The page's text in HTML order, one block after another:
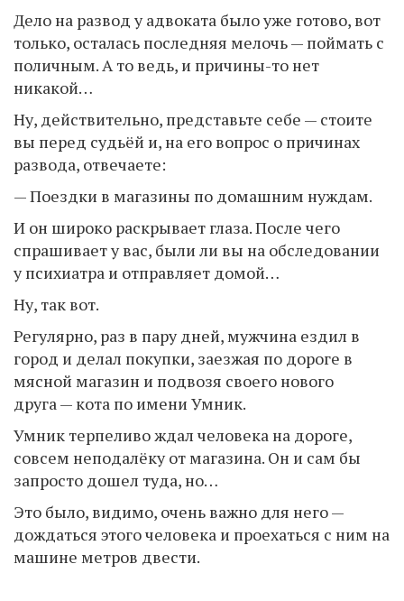
Дело на развод у адвоката было уже готово, вот
только, осталась последняя мелочь — поймать с
поличным. А то ведь, и причины-то нет
никакой…
Ну, действительно, представьте себе — стоите
вы перед судьёй и, на его вопрос о причинах
развода, отвечаете:
— Поездки в магазины по домашним нуждам.
И он широко раскрывает глаза. После чего
спрашивает у вас, были ли вы на обследовании
у психиатра и отправляет домой…
Ну, так вот.
Регулярно, раз в пару дней, мужчина ездил в
город и делал покупки, заезжая по дороге в
мясной магазин и подвозя своего нового
друга — кота по имени Умник.
Умник терпеливо ждал человека на дороге,
совсем неподалёку от магазина. Он и сам бы
запросто дошел туда, но…
Это было, видимо, очень важно для него —
дождаться этого человека и проехаться с ним на
машине метров двести.